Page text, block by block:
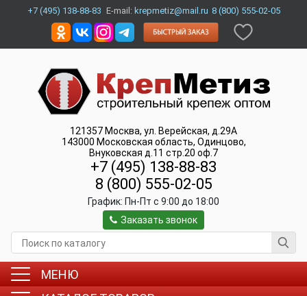
+7 (495) 138-88-83 E-mail: krepmetiz@mail.ru 8 (800) 555-02-05
121357 Москва, ул. Верейская, д.29А
143000 Московская область, Одинцово,
Внуковская д.11 стр.20 оф.7
+7 (495) 138-88-83
8 (800) 555-02-05
График: Пн-Пт c 9:00 до 18:00
Заказать звонок
МЕНЮ